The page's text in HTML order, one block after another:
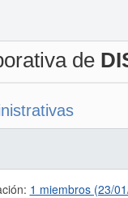
de
1 miembros (23/